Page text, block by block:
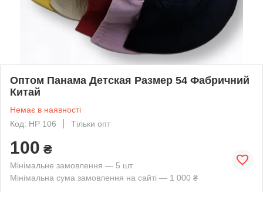
Оптом Панама Детская Размер 54 Фабричний
Китай
Немає в наявності
Код: HP 106
Тільки опт
100 ₴
Мінімальне замовлення — 5 шт.
Мінімальна сума замовлення на сайті — 1 000 ₴